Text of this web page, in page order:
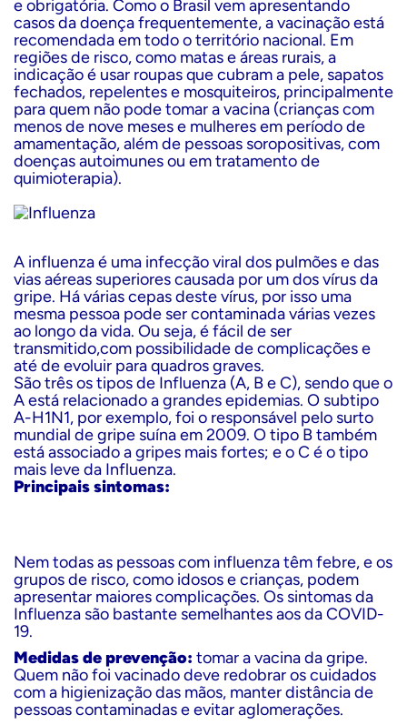
e obrigatória. Como o Brasil vem apresentando
casos da doença frequentemente, a vacinação está
recomendada em todo o território nacional. Em
regiões de risco, como matas e áreas rurais, a
indicação é usar roupas que cubram a pele, sapatos
fechados, repelentes e mosquiteiros, principalmente
para quem não pode tomar a vacina (crianças com
menos de nove meses e mulheres em período de
amamentação, além de pessoas soropositivas, com
doenças autoimunes ou em tratamento de
quimioterapia).
A influenza é uma infecção viral dos pulmões e das
vias aéreas superiores causada por um dos vírus da
gripe. Há várias cepas deste vírus, por isso uma
mesma pessoa pode ser contaminada várias vezes
ao longo da vida. Ou seja, é fácil de ser
transmitido,com possibilidade de complicações e
até de evoluir para quadros graves.
São três os tipos de Influenza (A, B e C), sendo que o
A está relacionado a grandes epidemias. O subtipo
A-H1N1, por exemplo, foi o responsável pelo surto
mundial de gripe suína em 2009. O tipo B também
está associado a gripes mais fortes; e o C é o tipo
mais leve da Influenza.
Principais sintomas:
Nem todas as pessoas com influenza têm febre, e os
grupos de risco, como idosos e crianças, podem
apresentar maiores complicações. Os sintomas da
Influenza são bastante semelhantes aos da COVID-
19.
Medidas de prevenção: tomar a vacina da gripe.
Quem não foi vacinado deve redobrar os cuidados
com a higienização das mãos, manter distância de
pessoas contaminadas e evitar aglomerações.